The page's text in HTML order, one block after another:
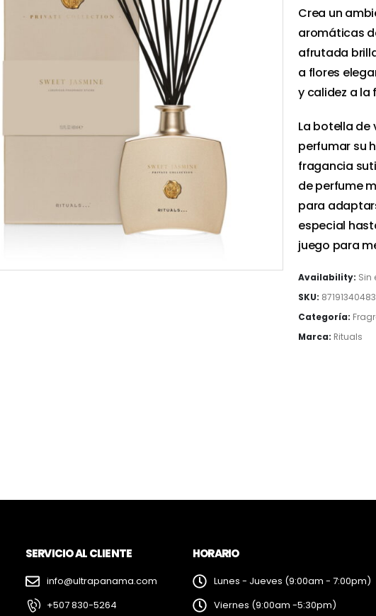
Crea un
aromáticas
afrutada
a flores
y calidez a la
La botella
perfumar su
fragancia
de perfume
para
especial
juego para
Availability: Sin
SKU:
Categoría:
Marca: Rituals
SERVICIO AL CLIENTE
info@ultrapanama.com
+507 830-5264
HORARIO
Lunes - Jueves (9:00am - 7:00pm)
Viernes (9:00am -5:30pm)